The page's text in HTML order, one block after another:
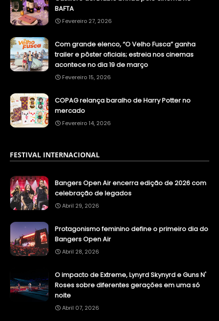
BAFTA
Fevereiro 27, 2026
Com grande elenco, “O Velho Fusca” ganha
trailer e pôster oficiais; estreia nos cinemas
acontece no dia 19 de março
Fevereiro 15, 2026
COPAG relança baralho de Harry Potter no
mercado
Fevereiro 14, 2026
FESTIVAL INTERNACIONAL
Bangers Open Air encerra edição de 2026 com
celebração de legados
Abril 29, 2026
Protagonismo feminino define o primeiro dia do
Bangers Open Air
Abril 28, 2026
O impacto de Extreme, Lynyrd Skynyrd e Guns N'
Roses sobre diferentes gerações em uma só
noite
Abril 07, 2026